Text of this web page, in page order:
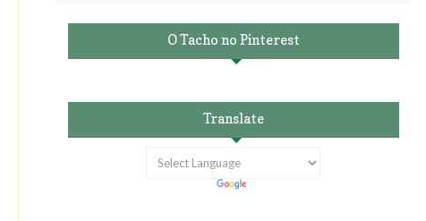
O Tacho no Pinterest
Translate